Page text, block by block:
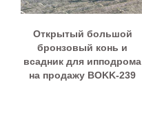
Открытый большой
бронзовый конь и
всадник для ипподрома
на продажу BOKK-239